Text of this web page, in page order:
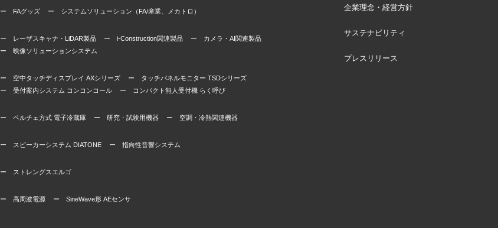
ー FAグッズ ー システムソリューション（FA/産業、メカトロ）
ー レーザスキャナ・LiDAR製品 ー i-Construction関連製品
ー カメラ・AI関連製品
ー 映像ソリューションシステム
ー 空中タッチディスプレイ AXシリーズ
ー タッチパネルモニター TSDシリーズ
ー 受付案内システム コンコンコール
ー コンパクト無人受付機 らく呼び
ー ペルチェ方式 電子冷蔵庫 ー 研究・試験用機器 ー 空調・冷熱関連機器
ー スピーカーシステム DIATONE ー 指向性音響システム
ー ストレングスエルゴ
ー 高周波電源 ー SineWave形 AEセンサ
企業理念・経営方針
サステナビリティ
プレスリリース